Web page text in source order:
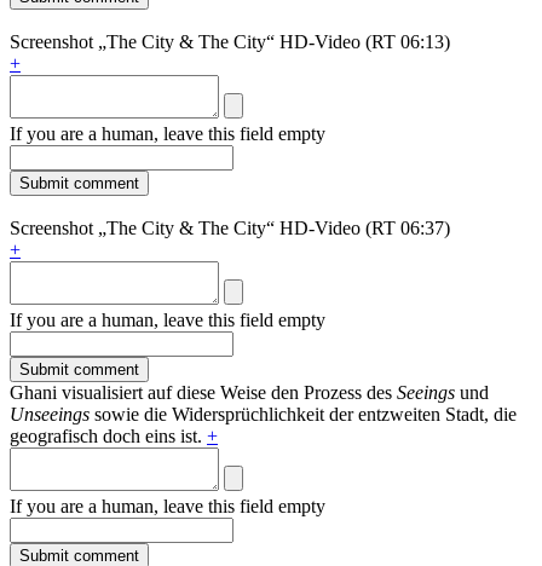
Screenshot „The City & The City“ HD-Video (RT 06:13)
+
If you are a human, leave this field empty
Screenshot „The City & The City“ HD-Video (RT 06:37)
+
If you are a human, leave this field empty
Ghani visualisiert auf diese Weise den Prozess des Seeings und
Unseeings sowie die Widersprüchlichkeit der entzweiten Stadt, die
geografisch doch eins ist. +
If you are a human, leave this field empty